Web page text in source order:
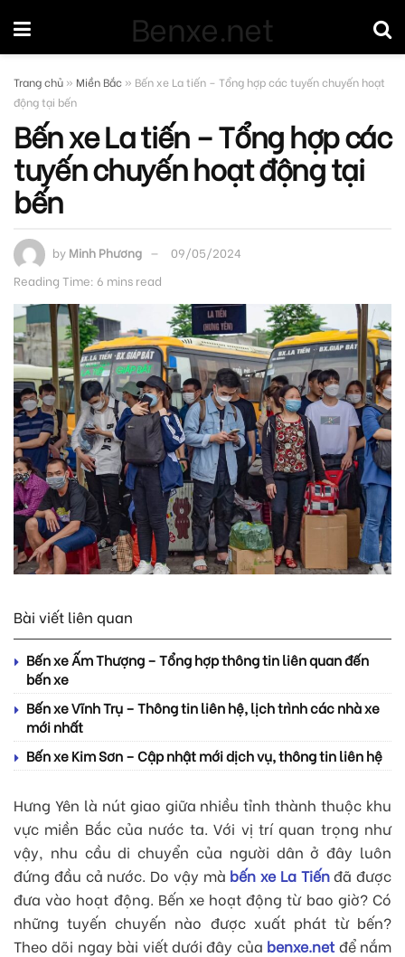
Benxe.net
Trang chủ » Miền Bắc » Bến xe La tiến – Tổng hợp các tuyến chuyến hoạt
động tại bến
Bến xe La tiến – Tổng hợp các
tuyến chuyến hoạt động tại
bến
by Minh Phương
09/05/2024
Reading Time: 6 mins read
Bài viết liên quan
Bến xe Ấm Thượng – Tổng hợp thông tin liên quan đến
bến xe
Bến xe Vĩnh Trụ – Thông tin liên hệ, lịch trình các nhà xe
mới nhất
Bến xe Kim Sơn – Cập nhật mới dịch vụ, thông tin liên hệ
Hưng Yên là nút giao giữa nhiều tỉnh thành thuộc khu
vực miền Bắc của nước ta. Với vị trí quan trọng như
vậy, nhu cầu di chuyển của người dân ở đây luôn
đứng đầu cả nước. Do vậy mà bến xe La Tiếnđã được
đưa vào hoạt động. Bến xe hoạt động từ bao giờ? Có
những tuyến chuyến nào được xuất phát từ bến?
Theo dõi ngay bài viết dưới đây của benxe.net để nắm